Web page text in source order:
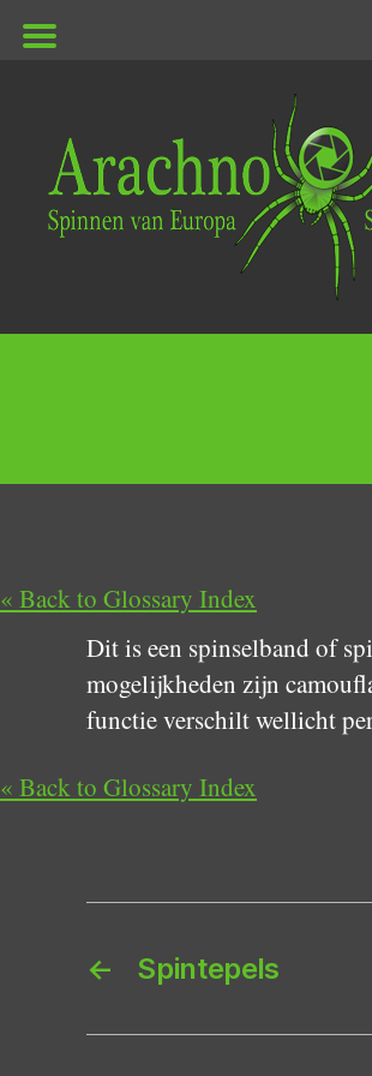
« Back to Glossary Index
Dit is een spinselband of
mogelijkheden zijn
functie verschilt wellicht
« Back to Glossary Index
← Spintepels